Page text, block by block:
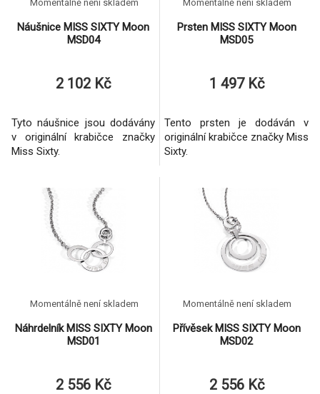
Náušnice MISS SIXTY Moon
MSD04
Momentálně není skladem
2 102 Kč
Tyto náušnice jsou dodávány
v originální krabičce značky
Miss Sixty.
Prsten MISS SIXTY Moon
MSD05
Momentálně není skladem
1 497 Kč
Tento prsten je dodáván v
originální krabičce značky Miss
Sixty.
Náhrdelník MISS SIXTY Moon
MSD01
Momentálně není skladem
2 556 Kč
Přívěsek MISS SIXTY Moon
MSD02
Momentálně není skladem
2 556 Kč